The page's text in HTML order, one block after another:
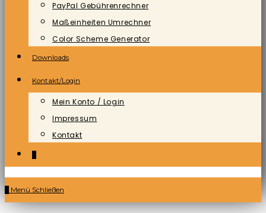
PayPal Gebührenrechner
Maßeinheiten Umrechner
Color Scheme Generator
Downloads
Kontakt/Login
Mein Konto / Login
Impressum
Kontakt
Menü Schließen